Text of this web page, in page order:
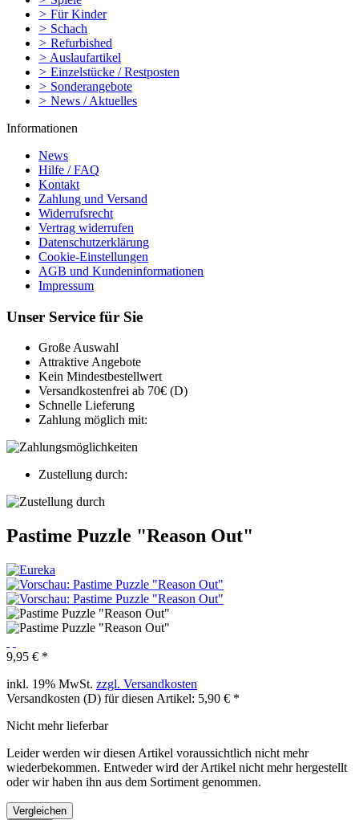
> Für Kinder
> Schach
> Refurbished
> Auslaufartikel
> Einzelstücke / Restposten
> Sonderangebote
> News / Aktuelles
Informationen
News
Hilfe / FAQ
Kontakt
Zahlung und Versand
Widerrufsrecht
Vertrag widerrufen
Datenschutzerklärung
Cookie-Einstellungen
AGB und Kundeninformationen
Impressum
Unser Service für Sie
Große Auswahl
Attraktive Angebote
Kein Mindestbestellwert
Versandkostenfrei ab 70€ (D)
Schnelle Lieferung
Zahlung möglich mit:
Zustellung durch:
Pastime Puzzle "Reason Out"
9,95 € *
inkl. 19% MwSt. zzgl. Versandkosten
Versandkosten (D) für diesen Artikel: 5,90 € *
Nicht mehr lieferbar
Leider werden wir diesen Artikel voraussichtlich nicht mehr
wiederbekommen. Entweder wird der Artikel nicht mehr hergestellt
oder wir haben ihn aus dem Sortiment genommen.
Vergleichen